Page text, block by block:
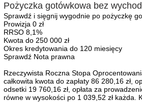
Pożyczka gotówkowa bez
Sprawdź i sięgnij wygodnie po pożyczkę
Prowizja 0 zł
RRSO 8,1%
Kwota do 250 000 zł
Okres kredytowania do 120 miesięcy
Sprawdź Nota prawna
Rzeczywista Roczna Stopa
całkowita kwota do zapłaty 86 280,16 zł,
odsetki 19 760,16 zł, opłata za
równe w wysokości po 1 039,52 zł każda.